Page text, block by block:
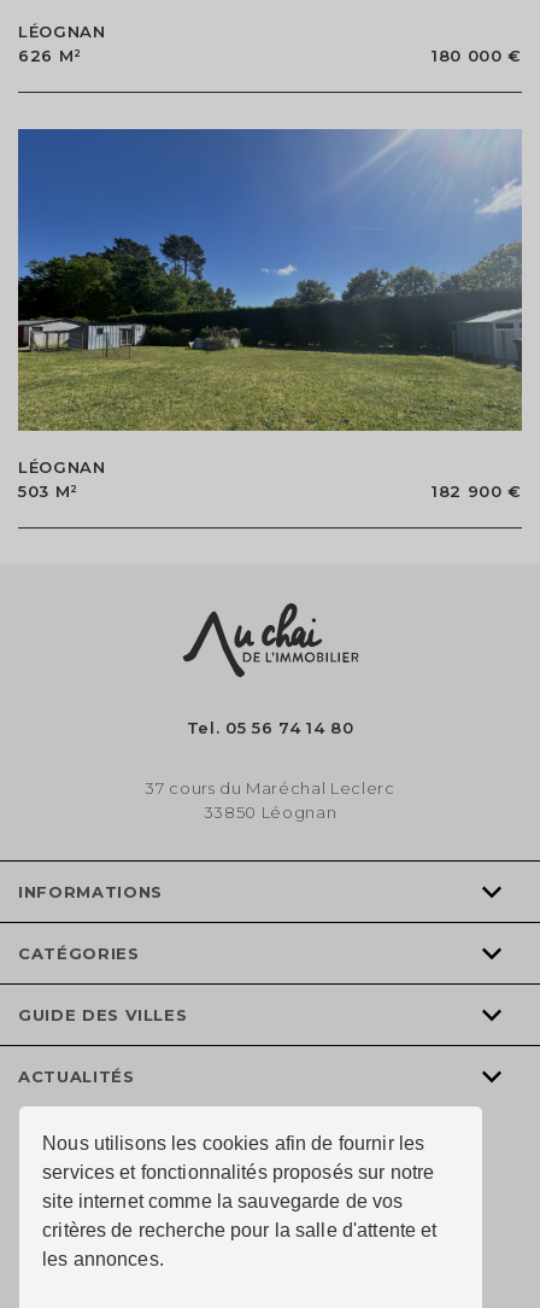
Nous utilisons les cookies afin de fournir les
services et fonctionnalités proposés sur notre
site internet comme la sauvegarde de vos
critères de recherche pour la salle d'attente et
les annonces.
LÉOGNAN
626 M²
180 000 €
LÉOGNAN
503 M²
182 900 €
Tel. 05 56 74 14 80
37 cours du Maréchal Leclerc
33850 Léognan
INFORMATIONS
CATÉGORIES
GUIDE DES VILLES
ACTUALITÉS